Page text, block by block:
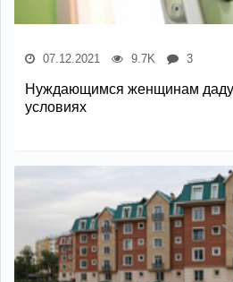
07.12.2021 9.7K 3
Нуждающимся женщинам
условиях